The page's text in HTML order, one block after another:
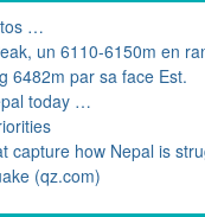
…
un 6110-6150m en
6482m par sa face Est.
today …
capture how Nepal is
(qz.com)